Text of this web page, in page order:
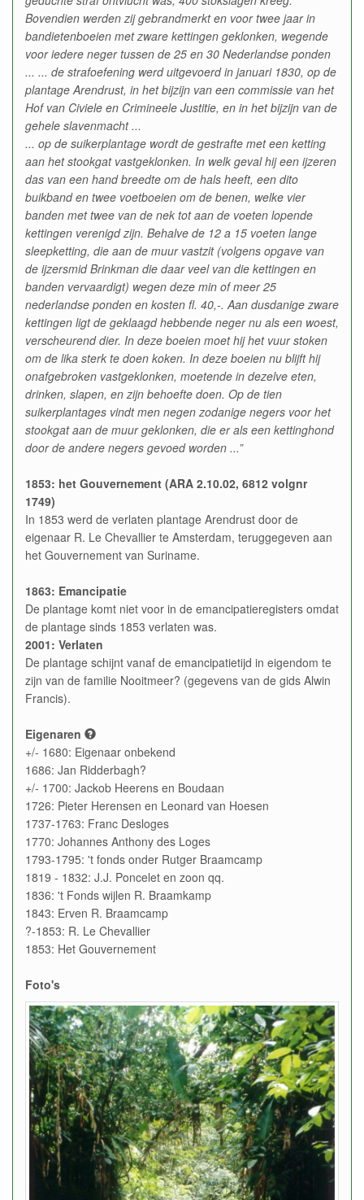
Bovendien werden zij gebrandmerkt en voor twee jaar in
bandietenboeien met zware kettingen geklonken, wegende
voor iedere neger tussen de 25 en 30 Nederlandse ponden
... ... de strafoefening werd uitgevoerd in januari 1830, op de
plantage Arendrust, in het bijzijn van een commissie van het
Hof van Civiele en Crimineele Justitie, en in het bijzijn van de
gehele slavenmacht ...
... op de suikerplantage wordt de gestrafte met een ketting
aan het stookgat vastgeklonken. In welk geval hij een ijzeren
das van een hand breedte om de hals heeft, een dito
buikband en twee voetboeien om de benen, welke vier
banden met twee van de nek tot aan de voeten lopende
kettingen verenigd zijn. Behalve de 12 a 15 voeten lange
sleepketting, die aan de muur vastzit (volgens opgave van
de ijzersmid Brinkman die daar veel van die kettingen en
banden vervaardigt) wegen deze min of meer 25
nederlandse ponden en kosten fl. 40,-. Aan dusdanige zware
kettingen ligt de geklaagd hebbende neger nu als een woest,
verscheurend dier. In deze boeien moet hij het vuur stoken
om de lika sterk te doen koken. In deze boeien nu blijft hij
onafgebroken vastgeklonken, moetende in dezelve eten,
drinken, slapen, en zijn behoefte doen. Op de tien
suikerplantages vindt men negen zodanige negers voor het
stookgat aan de muur geklonken, die er als een kettinghond
door de andere negers gevoed worden ...”
1853: het Gouvernement (ARA 2.10.02, 6812 volgnr
1749)
In 1853 werd de verlaten plantage Arendrust door de
eigenaar R. Le Chevallier te Amsterdam, teruggegeven aan
het Gouvernement van Suriname.
1863: Emancipatie
De plantage komt niet voor in de emancipatieregisters omdat
de plantage sinds 1853 verlaten was.
2001: Verlaten
De plantage schijnt vanaf de emancipatietijd in eigendom te
zijn van de familie Nooitmeer? (gegevens van de gids Alwin
Francis).
Eigenaren
+/- 1680: Eigenaar onbekend
1686: Jan Ridderbagh?
+/- 1700: Jackob Heerens en Boudaan
1726: Pieter Herensen en Leonard van Hoesen
1737-1763: Franc Desloges
1770: Johannes Anthony des Loges
1793-1795: 't fonds onder Rutger Braamcamp
1819 - 1832: J.J. Poncelet en zoon qq.
1836: 't Fonds wijlen R. Braamkamp
1843: Erven R. Braamcamp
?-1853: R. Le Chevallier
1853: Het Gouvernement
Foto's